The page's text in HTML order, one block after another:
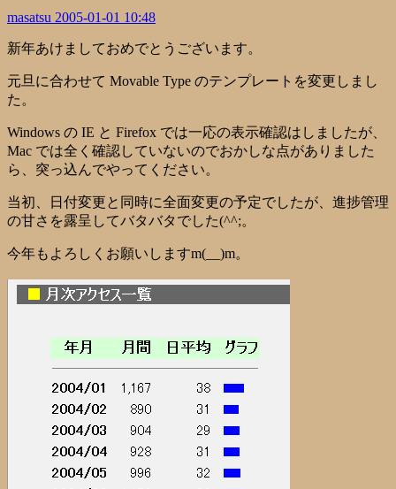
masatsu 2005-01-01 10:48
新年あけましておめでとうございます。
元旦に合わせて Movable Type のテンプレートを変更しまし
た。
Windows の IE と Firefox では一応の表示確認はしましたが、
Mac では全く確認していないのでおかしな点がありました
ら、突っ込んでやってください。
当初、日付変更と同時に全面変更の予定でしたが、進捗管理
の甘さを露呈してバタバタでした(^^;。
今年もよろしくお願いしますm(__)m。